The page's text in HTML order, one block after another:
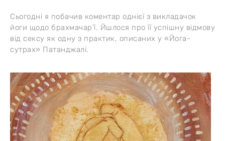
Сьогодні я побачив коментар однієї з викладачок
йоги щодо брахмачар’ї. Йшлося про її успішну відмову
від сексу як одну з практик, описаних у «Йога-
сутрах» Патанджалі.